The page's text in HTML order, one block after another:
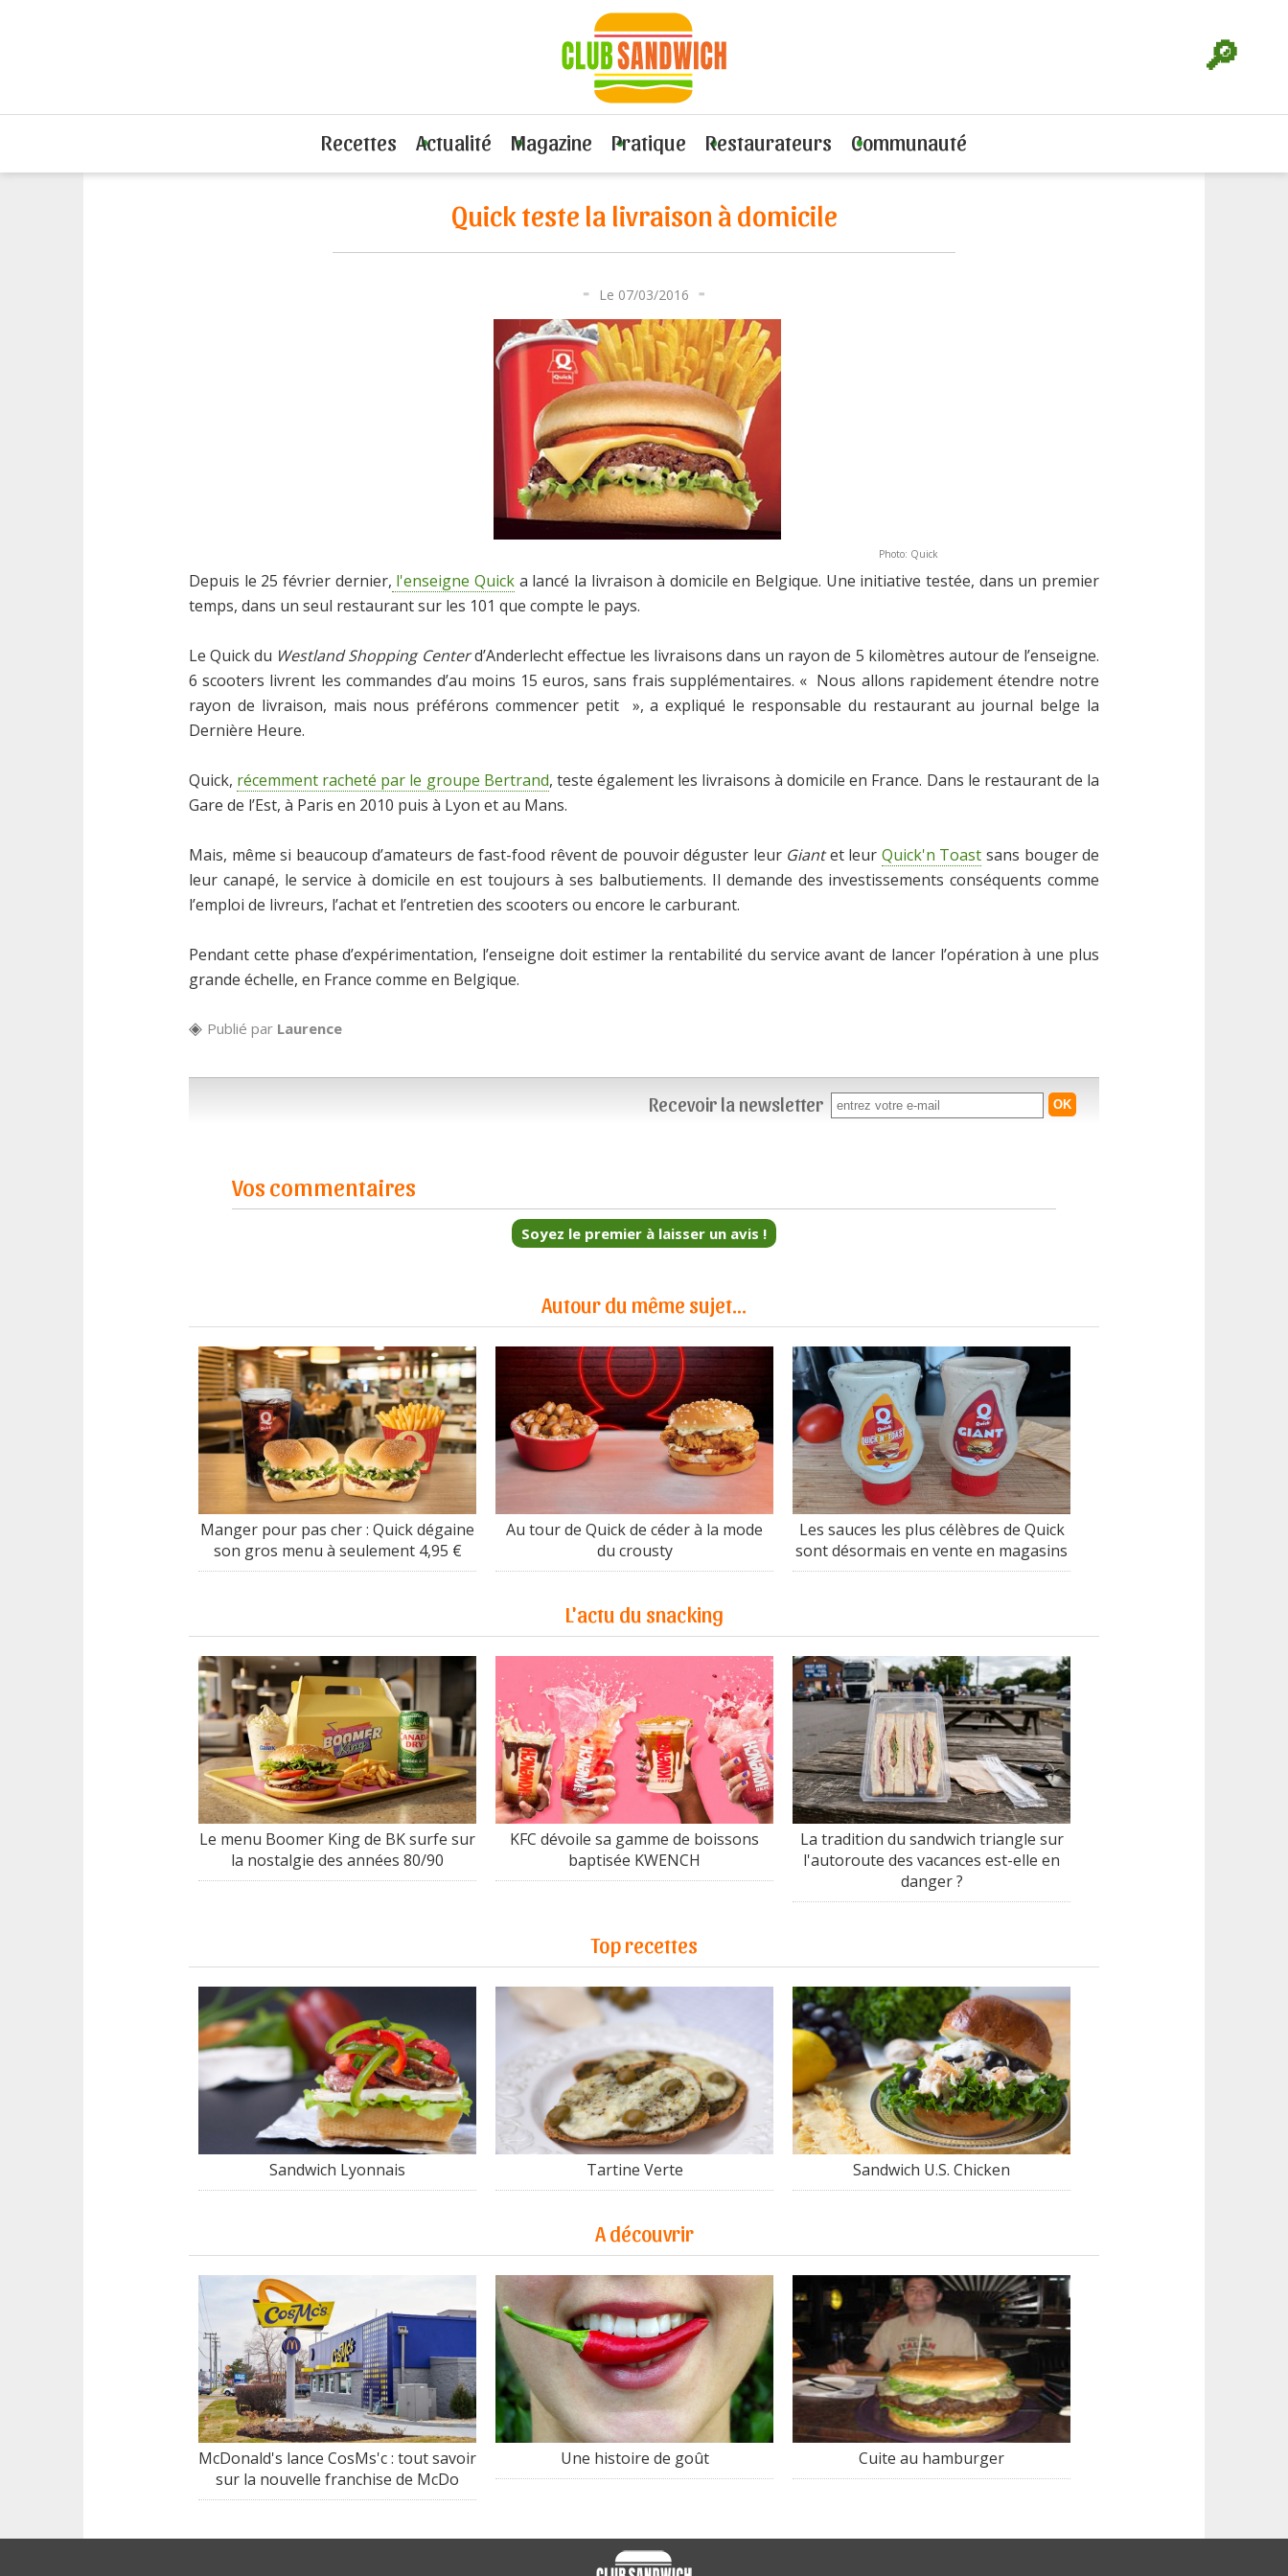
🔎
Recettes Actualité Magazine Pratique Restaurateurs Communauté
Quick teste la livraison à domicile
Quick teste la livraison à domicile
Le 07/03/2016
Photo: Quick
Depuis le 25 février dernier, l'enseigne Quicka lancé la livraison à domicile en Belgique. Une initiative testée, dans un premier
temps, dans un seul restaurant sur les 101 que compte le pays.
Le Quick du Westland Shopping Centerd’Anderlecht effectue les livraisons dans un rayon de 5 kilomètres autour de l’enseigne.
6 scooters livrent les commandes d’au moins 15 euros, sans frais supplémentaires. « Nous allons rapidement étendre notre
rayon de livraison, mais nous préférons commencer petit », a expliqué le responsable du restaurant au journal belge la
Dernière Heure.
Quick, récemment racheté par le groupe Bertrand, teste également les livraisons à domicile en France. Dans le restaurant de la
Gare de l’Est, à Paris en 2010 puis à Lyon et au Mans.
Mais, même si beaucoup d’amateurs de fast-food rêvent de pouvoir déguster leur Giantet leur Quick'n Toast sans bouger de
leur canapé, le service à domicile en est toujours à ses balbutiements. Il demande des investissements conséquents comme
l’emploi de livreurs, l’achat et l’entretien des scooters ou encore le carburant.
Pendant cette phase d’expérimentation, l’enseigne doit estimer la rentabilité du service avant de lancer l’opération à une plus
grande échelle, en France comme en Belgique.
Publié par Laurence
Recevoir la newsletter
Vos commentaires
Soyez le premier à laisser un avis !
Autour du même sujet...
Manger pour pas cher : Quick dégaine
son gros menu à seulement 4,95 €
Au tour de Quick de céder à la mode
du crousty
Les sauces les plus célèbres de Quick
sont désormais en vente en magasins
L'actu du snacking
Le menu Boomer King de BK surfe sur
la nostalgie des années 80/90
KFC dévoile sa gamme de boissons
baptisée KWENCH
La tradition du sandwich triangle sur
l'autoroute des vacances est-elle en
danger ?
Top recettes
Sandwich Lyonnais Tartine Verte Sandwich U.S. Chicken
A découvrir
McDonald's lance CosMs'c : tout savoir
sur la nouvelle franchise de McDo
Une histoire de goût Cuite au hamburger